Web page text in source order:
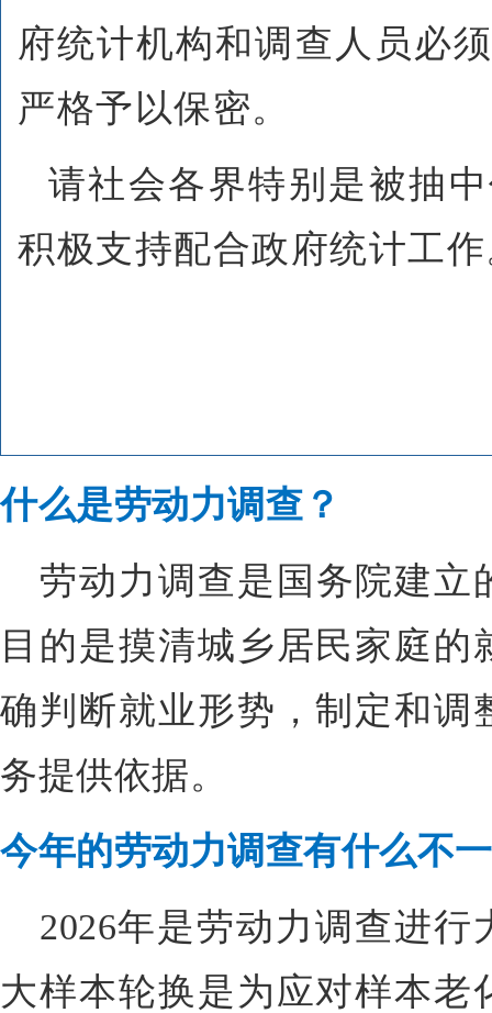
府统计机构和调查人员必
严格予以保密。
请社会各界特别是被抽
积极支持配合政府统计工
什么是劳动力调查？
劳动力调查是国务院建立
目的是摸清城乡居民家庭
确判断就业形势，制定和调
务提供依据。
今年的劳动力调查有什么不
2026年是劳动力调查进
大样本轮换是为应对样本老